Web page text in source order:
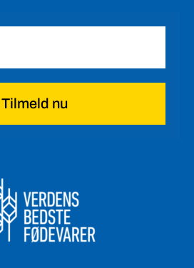
Tilmeld nu